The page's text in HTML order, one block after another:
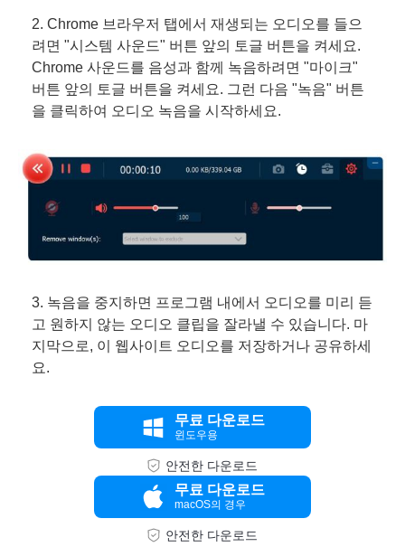
2. Chrome 브라우저 탭에서 재생되는 오디오를 들으
려면 "시스템 사운드" 버튼 앞의 토글 버튼을 켜세요.
Chrome 사운드를 음성과 함께 녹음하려면 "마이크"
버튼 앞의 토글 버튼을 켜세요. 그런 다음 "녹음" 버튼
을 클릭하여 오디오 녹음을 시작하세요.
3. 녹음을 중지하면 프로그램 내에서 오디오를 미리 듣
고 원하지 않는 오디오 클립을 잘라낼 수 있습니다. 마
지막으로, 이 웹사이트 오디오를 저장하거나 공유하세
요.
무료 다운로드
윈도우용
안전한 다운로드
무료 다운로드
macOS의 경우
안전한 다운로드